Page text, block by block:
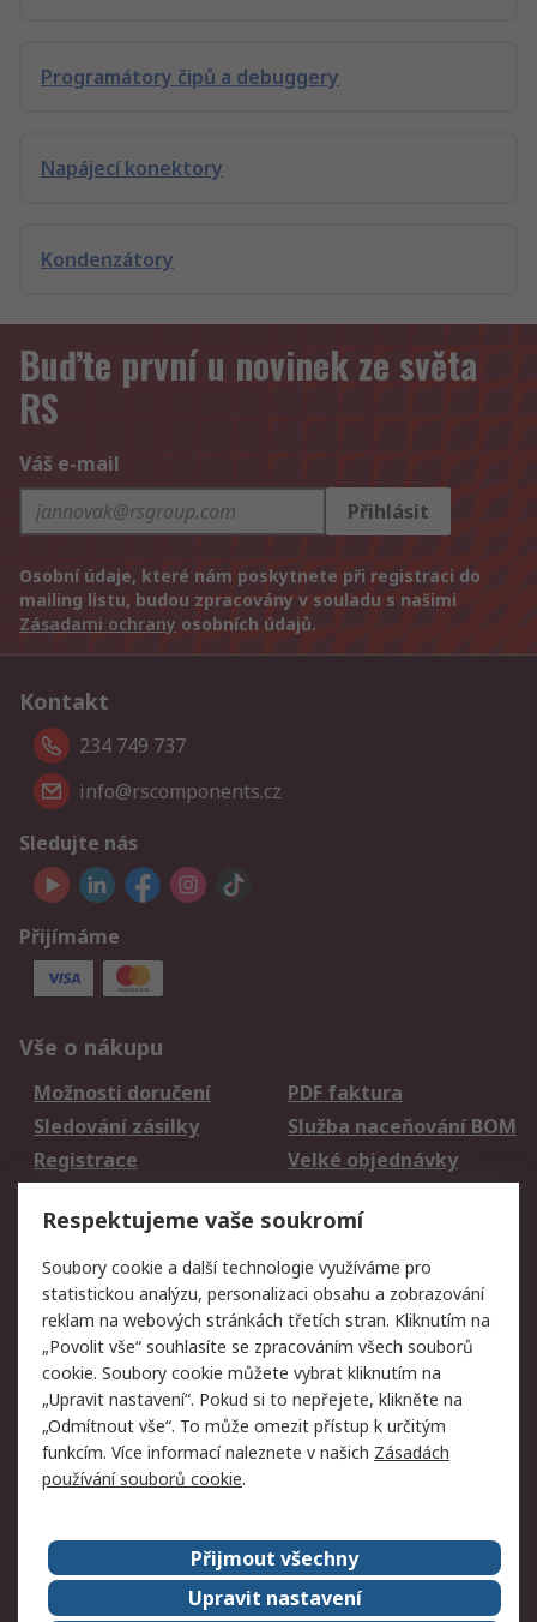
Programátory čipů a debuggery
Napájecí konektory
Kondenzátory
Buďte první u novinek ze světa
RS
Váš e-mail
Přihlásit
Osobní údaje, které nám poskytnete při registraci do
mailing listu, budou zpracovány v souladu s našimi
Zásadami ochrany osobních údajů.
Kontakt
234 749 737
info@rscomponents.cz
Sledujte nás
Přijímáme
Vše o nákupu
Možnosti doručení
PDF faktura
Sledování zásilky
Služba naceňování BOM
Registrace
Velké objednávky
Právní
Autorská práva
Obchodní podmínky
společnosti RS
Prohlášení o ochraně
údajů
Zabezpečení
elektronické pošty
Zásady pro soubory
cookie
Zásady ochrany
osobních údajů
Kontakt
O naší společnosti
RS Group
Respektujeme vaše soukromí
Soubory cookie a další technologie využíváme pro
statistickou analýzu, personalizaci obsahu a zobrazování
reklam na webových stránkách třetích stran. Kliknutím na
„Povolit vše“ souhlasíte se zpracováním všech souborů
cookie. Soubory cookie můžete vybrat kliknutím na
„Upravit nastavení“. Pokud si to nepřejete, klikněte na
„Odmítnout vše“. To může omezit přístup k určitým
funkcím. Více informací naleznete v našich Zásadách
používání souborů cookie.
Přijmout všechny
Upravit nastavení